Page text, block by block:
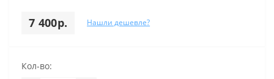
7 400р. Нашли дешевле?
Кол-во: